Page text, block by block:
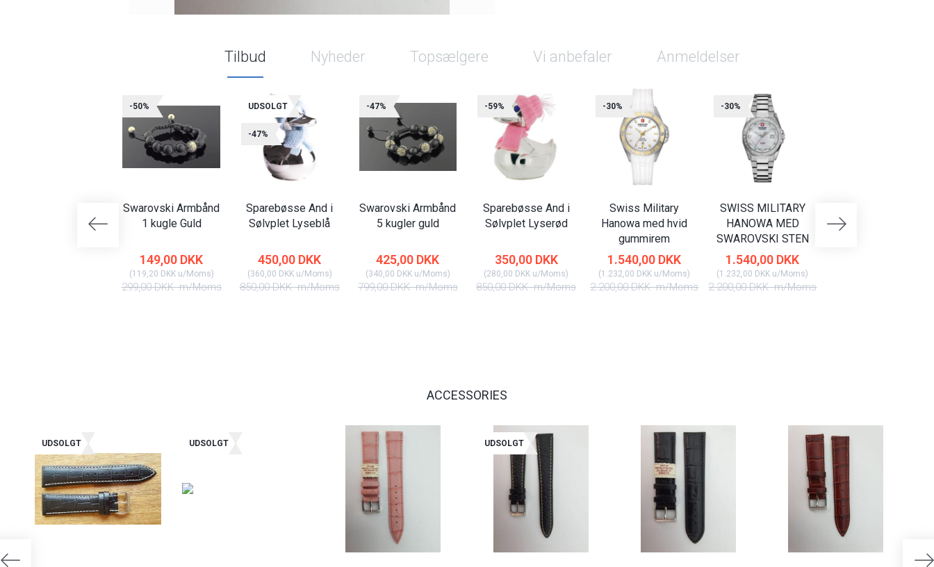
Tilbud Nyheder Topsælgere Vi anbefaler Anmeldelser
-50%
Swarovski Armbånd
1 kugle Guld
149,00 DKK
(119,20 DKKu/Moms)
299,00 DKKm/Moms
UDSOLGT
-47%
Sparebøsse And i
Sølvplet Lyseblå
450,00 DKK
(360,00 DKKu/Moms)
850,00 DKKm/Moms
-47%
Swarovski Armbånd
5 kugler guld
425,00 DKK
(340,00 DKKu/Moms)
799,00 DKKm/Moms
-59%
Sparebøsse And i
Sølvplet Lyserød
350,00 DKK
(280,00 DKK u/Moms)
850,00 DKKm/Moms
-30%
Swiss Military
Hanowa med hvid
gummirem
1.540,00 DKK
(1.232,00 DKK u/Moms)
2.200,00 DKKm/Moms
-30%
SWISS MILITARY
HANOWA MED
SWAROVSKI STEN
1.540,00 DKK
(1.232,00 DKK u/Moms)
2.200,00 DKKm/Moms
HANOWA MED DAG
ACCESSORIES
UDSOLGT UDSOLGT UDSOLGT